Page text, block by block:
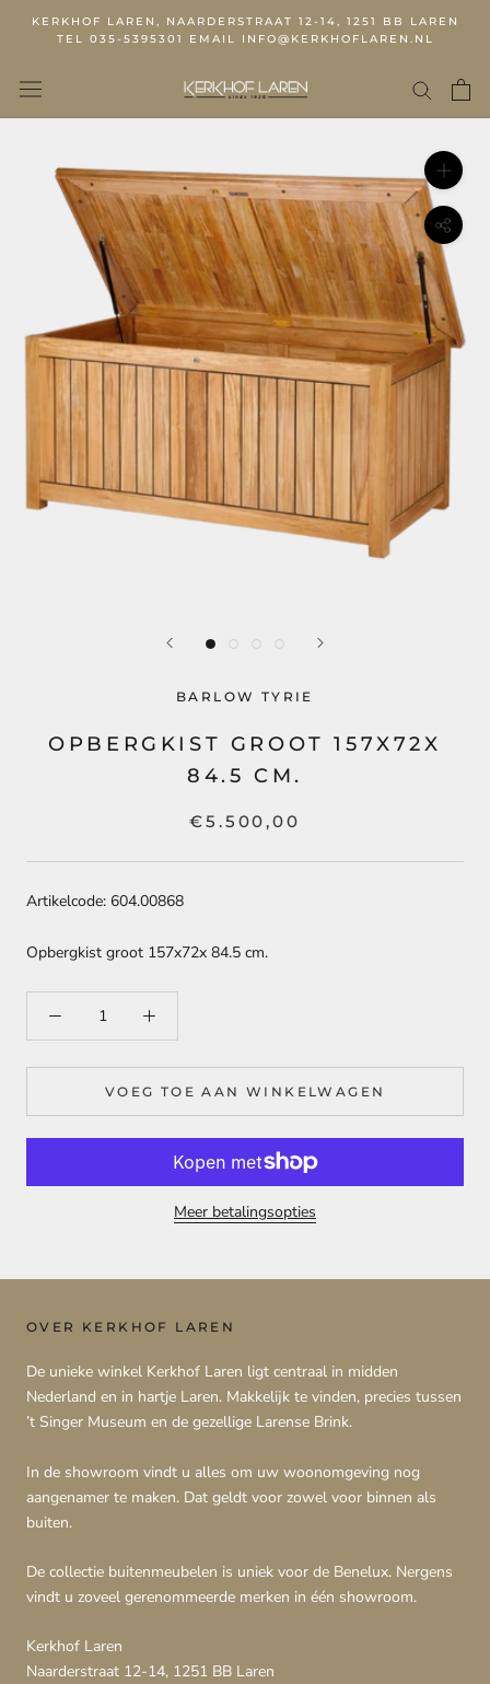
KERKHOF LAREN, NAARDERSTRAAT 12-14, 1251 BB LAREN
TEL 035-5395301 EMAIL INFO@KERKHOFLAREN.NL
BARLOW TYRIE
OPBERGKIST GROOT 157X72X
84.5 CM.
€5.500,00
Artikelcode: 604.00868
Opbergkist groot 157x72x 84.5 cm.
VOEG TOE AAN WINKELWAGEN
Meer betalingsopties
OVER KERKHOF LAREN
De unieke winkel Kerkhof Laren ligt centraal in midden
Nederland en in hartje Laren. Makkelijk te vinden, precies tussen
’t Singer Museum en de gezellige Larense Brink.
In de showroom vindt u alles om uw woonomgeving nog
aangenamer te maken. Dat geldt voor zowel voor binnen als
buiten.
De collectie buitenmeubelen is uniek voor de Benelux. Nergens
vindt u zoveel gerenommeerde merken in één showroom.
Kerkhof Laren
Naarderstraat 12-14, 1251 BB Laren